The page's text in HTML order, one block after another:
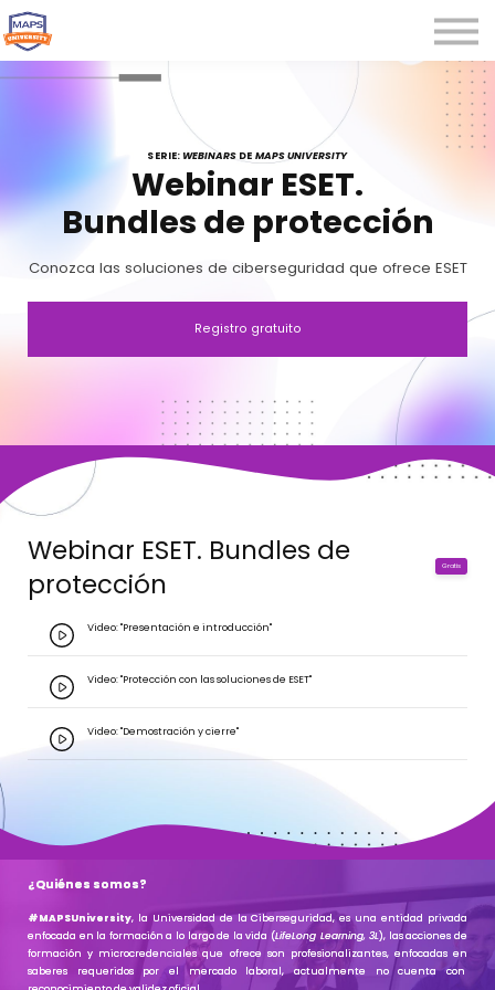
Iniciar sesión
Registrarse
SERIE: WEBINARS DE MAPS UNIVERSITY
Webinar ESET.
Bundles de protección
Conozca las soluciones de ciberseguridad que ofrece ESET
Registro gratuito
Webinar ESET. Bundles de
protección
Gratis
Video: "Presentación e introducción"
Video: "Protección con las soluciones de ESET"
Video: "Demostración y cierre"
¿Quiénes somos?
#MAPSUniversity, la Universidad de la Ciberseguridad, es una entidad privada
enfocada en la formación a lo largo de la vida (LifeLong Learning, 3L), las acciones de
formación y microcredenciales que ofrece son profesionalizantes, enfocadas en
saberes requeridos por el mercado laboral, actualmente no cuenta con